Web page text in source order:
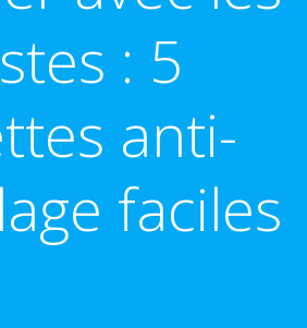
: 5
anti-
faciles